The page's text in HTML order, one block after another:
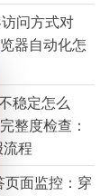
问方式对
器自动化怎
稳定怎么
整度检查：
流程
页面监控：穿